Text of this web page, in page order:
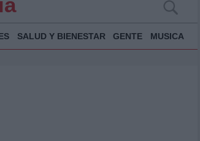
SALUD Y BIENESTAR GENTE MUSICA